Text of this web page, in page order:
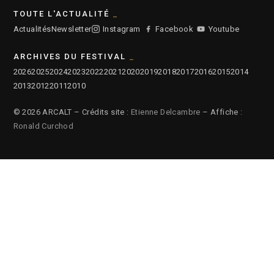
TOUTE L'ACTUALITÉ
ActualitésNewsletter Instagram Facebook Youtube
ARCHIVES DU FESTIVAL
2026202520242023202220212020201920182017201620152014
2013201220112010
© 2026 ARCALT – Crédits site : Etienne Delcambre – Affiche :
Ronald Curchod